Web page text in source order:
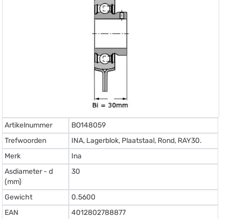
Artikelnummer
BO148059
Trefwoorden
INA, Lagerblok, Plaatstaal, Rond, RAY30.
Merk
Ina
Asdiameter - d
(mm)
30
Gewicht
0.5600
EAN
4012802788877